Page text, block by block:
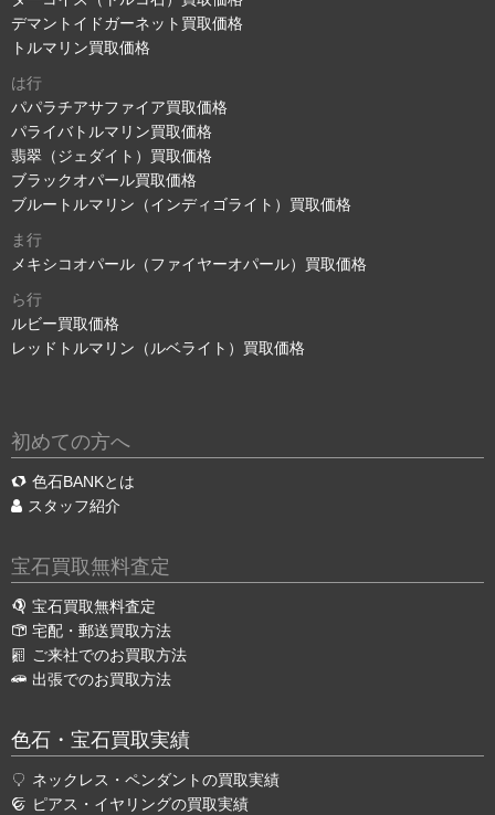
デマントイドガーネット買取価格
トルマリン買取価格
は行
パパラチアサファイア買取価格
パライバトルマリン買取価格
翡翠（ジェダイト）買取価格
ブラックオパール買取価格
ブルートルマリン（インディゴライト）買取価格
ま行
メキシコオパール（ファイヤーオパール）買取価格
ら行
ルビー買取価格
レッドトルマリン（ルベライト）買取価格
初めての方へ
色石BANKとは
スタッフ紹介
宝石買取無料査定
宝石買取無料査定
宅配・郵送買取方法
ご来社でのお買取方法
出張でのお買取方法
色石・宝石買取実績
ネックレス・ペンダントの買取実績
ピアス・イヤリングの買取実績